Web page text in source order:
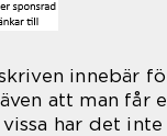
innebär
att man får
har det inte